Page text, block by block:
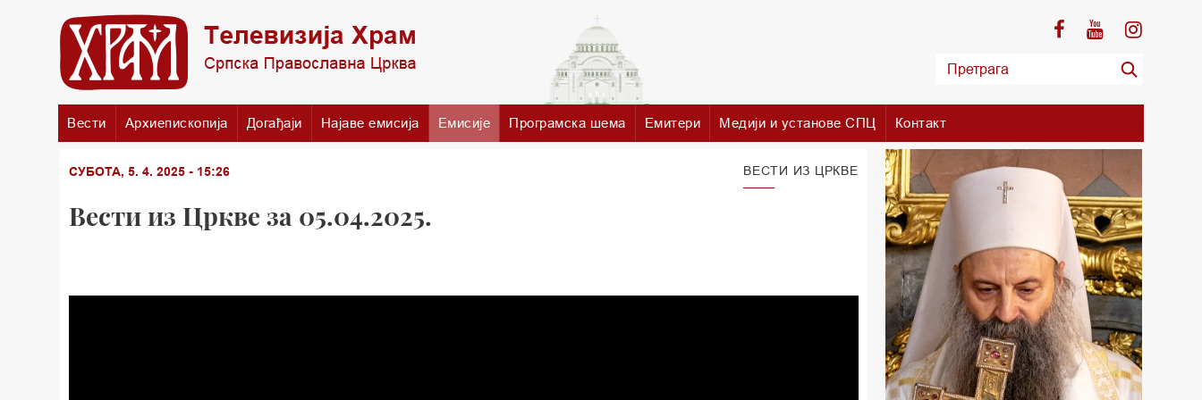
Вести Архиепископија Догађаји Најаве емисија Емисије Програмска шема Емитери Медији и установе СПЦ Контакт
СУБОТА, 5. 4. 2025 - 15:26 ВЕСТИ ИЗ ЦРКВЕ
Вести из Цркве за 05.04.2025.